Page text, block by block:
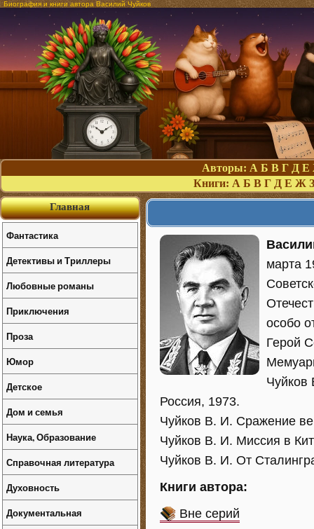
Биография и книги автора Василий Чуйков
Авторы: А Б В Г Д Е
Книги: А Б В Г Д Е Ж З
марта
особо
Герой
Чуйков
Россия, 1973.
Чуйков В. И. Сражение
Чуйков В. И. Миссия в
Чуйков В. И. От
Книги автора:
Вне серий
Главная
Фантастика
Детективы и Триллеры
Любовные романы
Приключения
Проза
Юмор
Детское
Дом и семья
Наука, Образование
Справочная литература
Духовность
Документальная